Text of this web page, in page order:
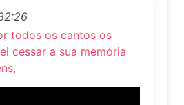
todos os cantos os
cessar a sua memória